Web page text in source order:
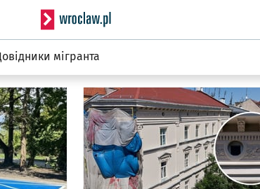
Serwis
мігранта